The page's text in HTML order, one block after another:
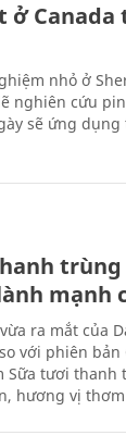
ở
nhỏ ở
nghiên cứu
sẽ ứng dụng
mạnh
ra mắt của
với phiên
Sữa tươi
hương vị